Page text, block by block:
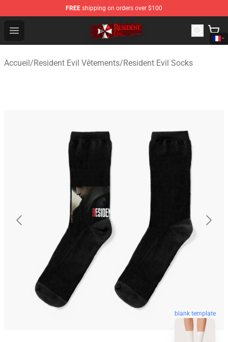
FREE shipping on orders over $100
Open menu
Resident Evil Shop - Official Resident Evil Merchandise
Accueil/Resident Evil Vêtements/Resident Evil Socks
blank template